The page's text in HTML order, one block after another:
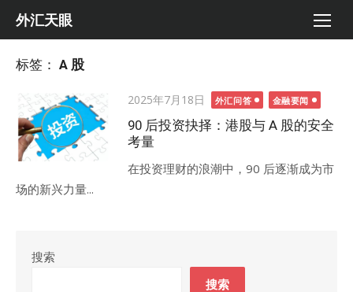
Skip
外汇天眼
标签： A 股
Posted
on
2025年7月18日 外汇问答 金融要闻
90 后投资抉择：港股与 A 股的安全
考量
在投资理财的浪潮中，90 后逐渐成为市
场的新兴力量...
搜索
搜索